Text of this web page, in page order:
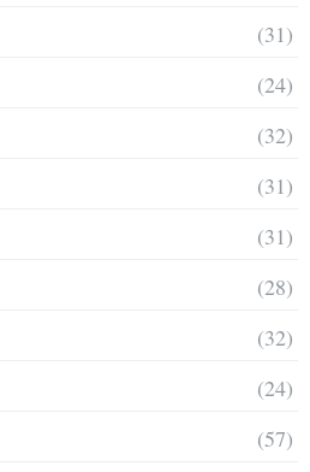
(31)
(24)
(32)
(31)
(31)
(28)
(32)
(24)
(57)